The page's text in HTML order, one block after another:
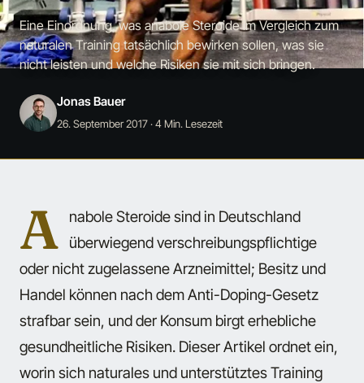
Eine Einordnung, was anabole Steroide im Vergleich zum
naturalen Training tatsächlich bewirken sollen, was sie
nicht leisten und welche Risiken sie mit sich bringen.
Jonas Bauer
26. September 2017· 4 Min. Lesezeit
A
nabole Steroide sind in Deutschland
überwiegend verschreibungspflichtige
oder nicht zugelassene Arzneimittel; Besitz und
Handel können nach dem Anti-Doping-Gesetz
strafbar sein, und der Konsum birgt erhebliche
gesundheitliche Risiken. Dieser Artikel ordnet ein,
worin sich naturales und unterstütztes Training